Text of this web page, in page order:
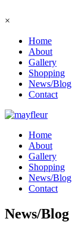
×
Home
About
Gallery
Shopping
News/Blog
Contact
Home
About
Gallery
Shopping
News/Blog
Contact
News/Blog